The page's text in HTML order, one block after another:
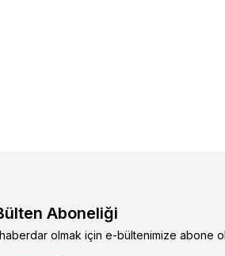
Aboneliği
olmak için e-bültenimize abone